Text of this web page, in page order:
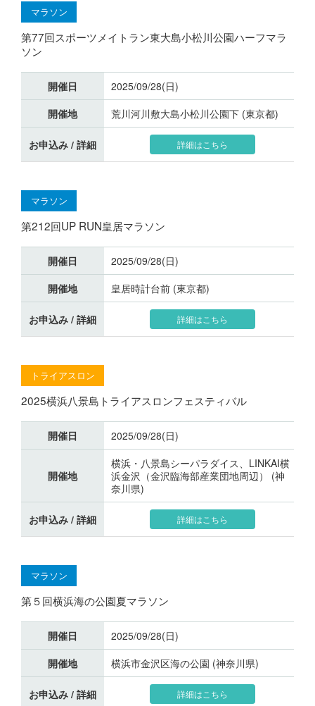
マラソン
第77回スポーツメイトラン東大島小松川公園ハーフマラ
ソン
開催日
2025/09/28(日)
開催地
荒川河川敷大島小松川公園下 (東京都)
お申込み / 詳細 詳細はこちら
マラソン
第212回UP RUN皇居マラソン
開催日
2025/09/28(日)
開催地
皇居時計台前 (東京都)
お申込み / 詳細 詳細はこちら
トライアスロン
2025横浜八景島トライアスロンフェスティバル
開催日 2025/09/28(日)
開催地
横浜・八景島シーパラダイス、LINKAI横
浜金沢（金沢臨海部産業団地周辺） (神
奈川県)
お申込み / 詳細 詳細はこちら
マラソン
第５回横浜海の公園夏マラソン
開催日
2025/09/28(日)
開催地
横浜市金沢区海の公園 (神奈川県)
お申込み / 詳細 詳細はこちら